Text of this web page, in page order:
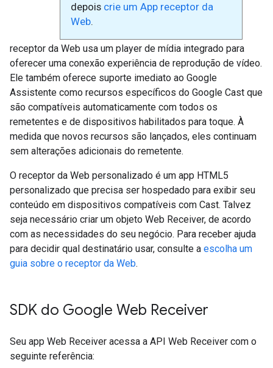
depois crie um App receptor da
Web.
receptor da Web usa um player de mídia integrado para
oferecer uma conexão experiência de reprodução de vídeo.
Ele também oferece suporte imediato ao Google
Assistente como recursos específicos do Google Cast que
são compatíveis automaticamente com todos os
remetentes e de dispositivos habilitados para toque. À
medida que novos recursos são lançados, eles continuam
sem alterações adicionais do remetente.
O receptor da Web personalizado é um app HTML5
personalizado que precisa ser hospedado para exibir seu
conteúdo em dispositivos compatíveis com Cast. Talvez
seja necessário criar um objeto Web Receiver, de acordo
com as necessidades do seu negócio. Para receber ajuda
para decidir qual destinatário usar, consulte a escolha um
guia sobre o receptor da Web.
SDK do Google Web Receiver
Seu app Web Receiver acessa a API Web Receiver com o
seguinte referência: